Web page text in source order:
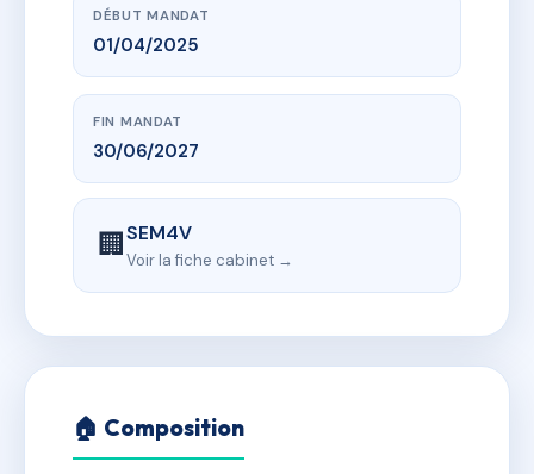
DÉBUT MANDAT
01/04/2025
FIN MANDAT
30/06/2027
🏢SEM4V
Voir la fiche cabinet →
🏠 Composition